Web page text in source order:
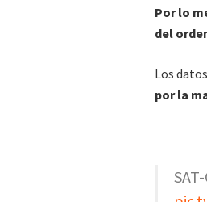
Por lo
del
Los
por la